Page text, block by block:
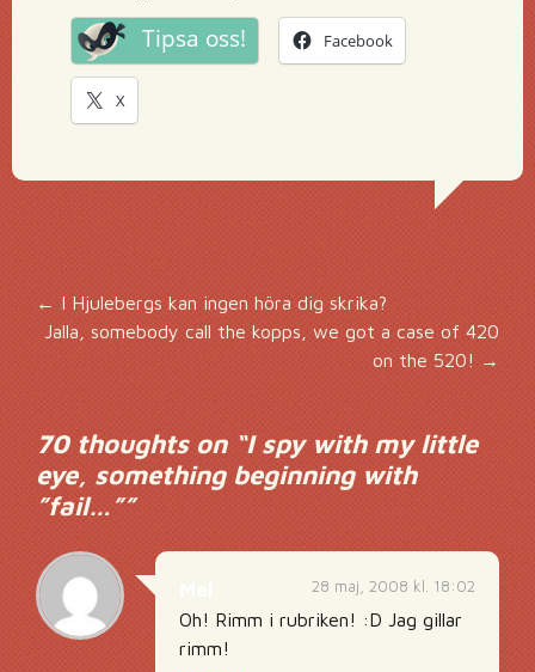
Tipsa oss! Facebook
X
Inläggsnavigering
←I Hjulebergs kan ingen höra dig skrika?
Jalla, somebody call the kopps, we got a case of 420
on the 520!→
70 thoughts on “I spy with my little
eye, something beginning with
”fail…””
28 maj, 2008 kl. 18:02
Oh! Rimm i rubriken! :D Jag gillar
rimm!